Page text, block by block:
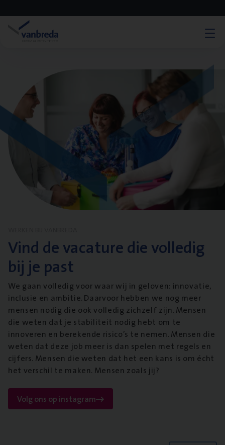
Vind de vacature die volledig
bij je past
We gaan volledig voor waar wij in geloven: innovatie,
inclusie en ambitie. Daarvoor hebben we nog meer
mensen nodig die ook volledig zichzelf zijn. Mensen
die weten dat je stabiliteit nodig hebt om te
innoveren en berekende risico’s te nemen. Mensen die
weten dat deze job meer is dan spelen met regels en
cijfers. Mensen die weten dat het een kans is om écht
het verschil te maken. Mensen zoals jij?
Volg ons op instagram